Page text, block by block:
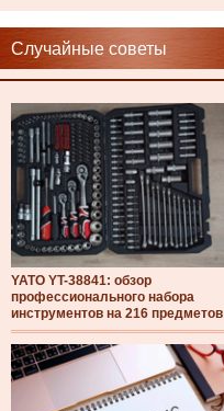
Случайные советы
YATO YT-38841: обзор
профессионального набора
инструментов на 216 предметов